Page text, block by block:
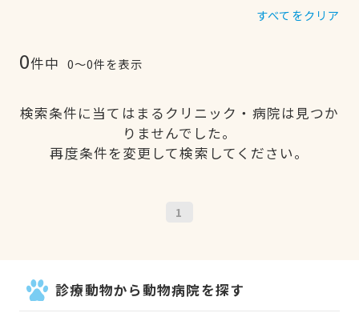
すべてをクリア
0件中 0〜0件を表示
検索条件に当てはまるクリニック・病院は見つか
りませんでした。
再度条件を変更して検索してください。
1
診療動物から動物病院を探す